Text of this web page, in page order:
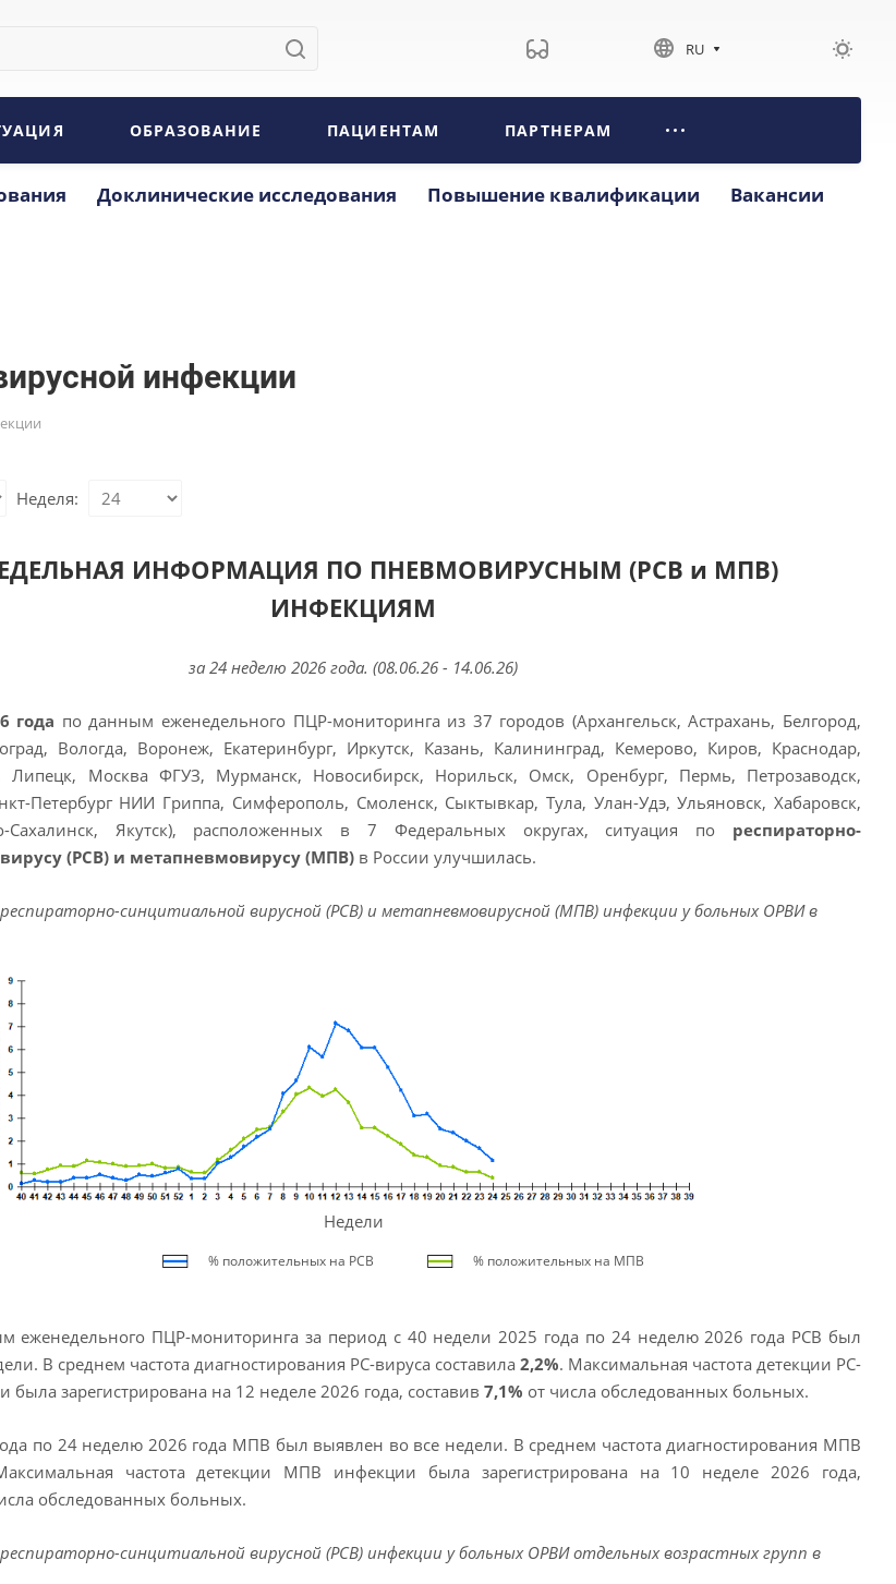
RU
ОБРАЗОВАНИЕ ПАЦИЕНТАМ ПАРТНЕРАМ
Доклинические исследования Повышение квалификации Вакансии
инфекции
Неделя:
ИНФОРМАЦИЯ ПО ПНЕВМОВИРУСНЫМ (РСВ и МПВ)
ИНФЕКЦИЯМ
за 24 неделю 2026 года. (08.06.26 - 14.06.26)
года по данным еженедельного ПЦР-мониторинга из 37 городов (Архангельск, Астрахань, Белгород,
Вологда, Воронеж, Екатеринбург, Иркутск, Казань, Калининград, Кемерово, Киров, Краснодар,
Липецк, Москва ФГУЗ, Мурманск, Новосибирск, Норильск, Омск, Оренбург, Пермь, Петрозаводск,
Петербург НИИ Гриппа, Симферополь, Смоленск, Сыктывкар, Тула, Улан-Удэ, Ульяновск, Хабаровск,
Сахалинск, Якутск), расположенных в 7 Федеральных округах, ситуация по респираторно-
(РСВ) и метапневмовирусу (МПВ) в России улучшилась.
синцитиальной вирусной (РСВ) и метапневмовирусной (МПВ) инфекции у больных ОРВИ в
Недели
% положительных на РСВ % положительных на МПВ
еженедельного ПЦР-мониторинга за период с 40 недели 2025 года по 24 неделю 2026 года РСВ был
В среднем частота диагностирования РС-вируса составила 2,2%. Максимальная частота детекции РС-
зарегистрирована на 12 неделе 2026 года, составив 7,1% от числа обследованных больных.
по 24 неделю 2026 года МПВ был выявлен во все недели. В среднем частота диагностирования МПВ
частота детекции МПВ инфекции была зарегистрирована на 10 неделе 2026 года,
обследованных больных.
синцитиальной вирусной (РСВ) инфекции у больных ОРВИ отдельных возрастных групп в